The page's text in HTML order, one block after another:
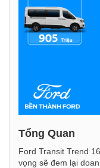
Tổng Quan
Ford Transit Trend
vọng sẽ đem lại